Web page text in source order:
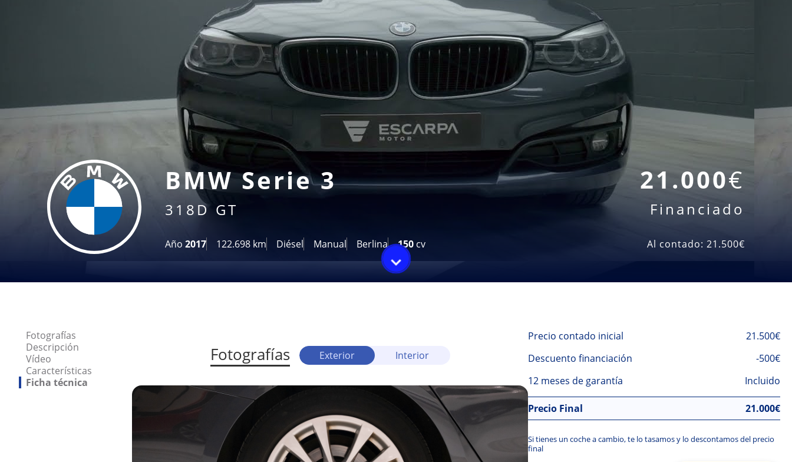
BMW Serie 3
318D GT
Año 2017 122.698 km Diésel Manual Berlina 150 cv
21.000€
Financiado
Al contado: 21.500€
Fotografías
Descripción
Vídeo
Características
Ficha técnica
Fotografías Exterior Interior
Precio contado inicial
21.500€
Descuento financiación
-500€
12 meses de garantía
Incluido
Precio Final 21.000€
Si tienes un coche a cambio, te lo tasamos y lo descontamos del precio
final